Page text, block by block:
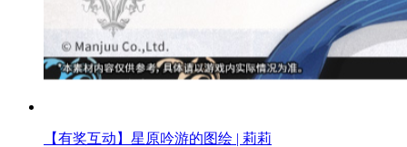
【有奖互动】星原吟游的图绘 | 莉莉